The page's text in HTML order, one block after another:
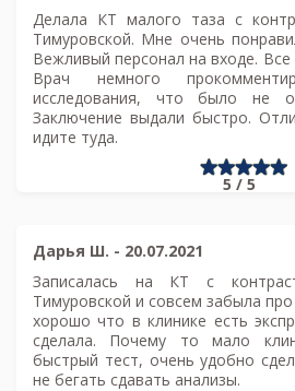
Делала КТ малого таза с
Тимуровской. Мне очень
Вежливый персонал на входе. Все
Врач немного
исследования, что было не
Заключение выдали быстро.
идите туда.
5 / 5
Дарья Ш. - 20.07.2021
Записалась на КТ с
Тимуровской и совсем забыла
хорошо что в клинике есть
сделала. Почему то мало
быстрый тест, очень удобно
не бегать сдавать анализы.